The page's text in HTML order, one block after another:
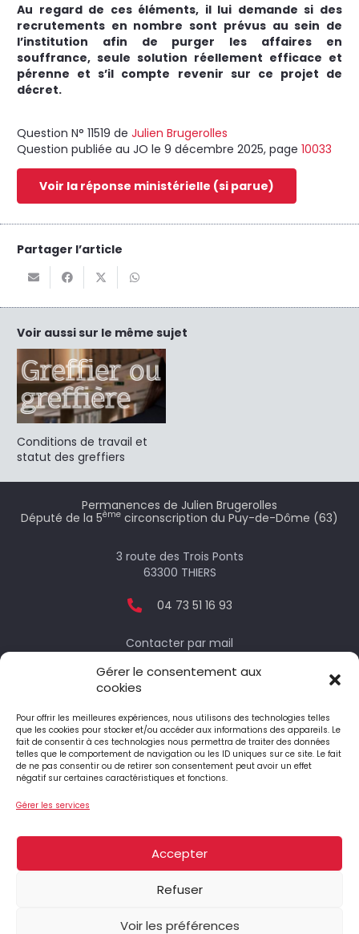
Gérer le consentement aux
cookies
Pour offrir les meilleures expériences, nous utilisons des technologies telles
que les cookies pour stocker et/ou accéder aux informations des appareils. Le
fait de consentir à ces technologies nous permettra de traiter des données
telles que le comportement de navigation ou les ID uniques sur ce site. Le fait
de ne pas consentir ou de retirer son consentement peut avoir un effet
négatif sur certaines caractéristiques et fonctions.
Gérer les services
Accepter
Refuser
Voir les préférences
Au regard de ces éléments, il lui demande si des
recrutements en nombre sont prévus au sein de
l’institution afin de purger les affaires en
souffrance, seule solution réellement efficace et
pérenne et s’il compte revenir sur ce projet de
décret.
Question N° 11519 de Julien Brugerolles
Question publiée au JO le 9 décembre 2025, page 10033
Voir la réponse ministérielle (si parue)
Partager l’article
Voir aussi sur le même sujet
Conditions de travail et
statut des greffiers
Permanences de Julien Brugerolles
Député de la 5ème circonscription du Puy-de-Dôme (63)
3 route des Trois Ponts
63300 THIERS
04 73 51 16 93
Contacter par mail
Votre député
Le député honoraire
4 Place Jean-Antoine Pourtier
63890 ST-AMANT-ROCHE-SAVINE
04 73 95 74 90